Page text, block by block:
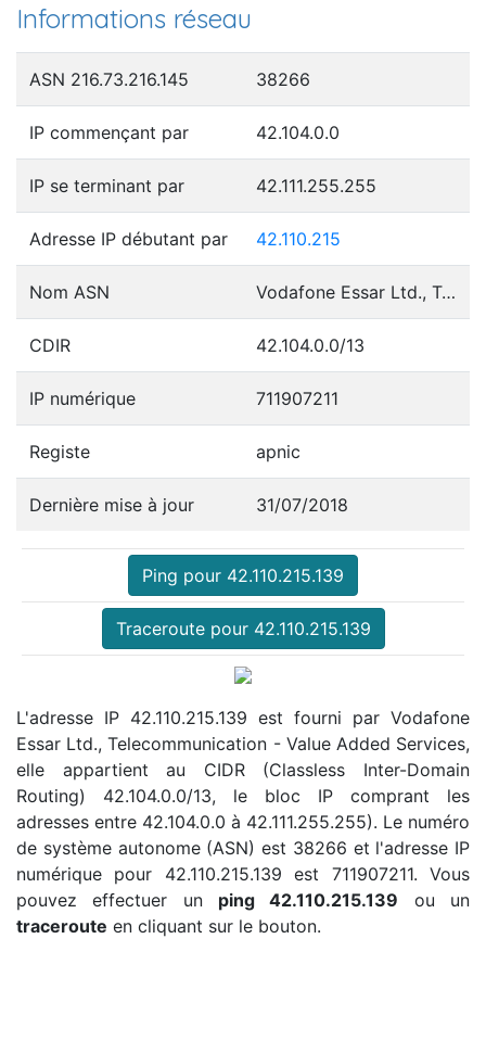
Informations réseau
ASN 216.73.216.145 38266
IP commençant par 42.104.0.0
IP se terminant par 42.111.255.255
Adresse IP débutant par 42.110.215
Nom ASN Vodafone Essar Ltd., Telecommunication - Value Added Services
CDIR 42.104.0.0/13
IP numérique 711907211
Registe apnic
Dernière mise à jour 31/07/2018
Ping pour 42.110.215.139
Traceroute pour 42.110.215.139
L'adresse IP 42.110.215.139 est fourni par Vodafone
Essar Ltd., Telecommunication - Value Added Services,
elle appartient au CIDR (Classless Inter-Domain
Routing) 42.104.0.0/13, le bloc IP comprant les
adresses entre 42.104.0.0 à 42.111.255.255). Le numéro
de système autonome (ASN) est 38266 et l'adresse IP
numérique pour 42.110.215.139 est 711907211. Vous
pouvez effectuer un ping 42.110.215.139 ou un
traceroute en cliquant sur le bouton.